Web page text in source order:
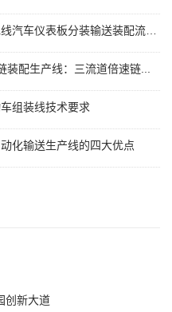
流水线,非标流水线,非标输送流水线汽车仪表板分装输送装配流水...
装配生产线：三流道倍速链...
组装线技术要求
化输送生产线的四大优点
创新大道